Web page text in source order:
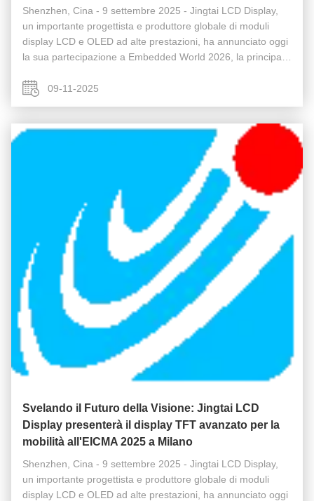
Shenzhen, Cina - 9 settembre 2025 - Jingtai LCD Display,
un importante progettista e produttore globale di moduli
display LCD e OLED ad alte prestazioni, ha annunciato oggi
la sua partecipazione a Embedded World 2026, la principale
marzo ...09-11-2025
Svelando il Futuro della Visione: Jingtai LCD
Display presenterà il display TFT avanzato per la
mobilità all'EICMA 2025 a Milano
Shenzhen, Cina - 9 settembre 2025 - Jingtai LCD Display,
un importante progettista e produttore globale di moduli
display LCD e OLED ad alte prestazioni, ha annunciato oggi